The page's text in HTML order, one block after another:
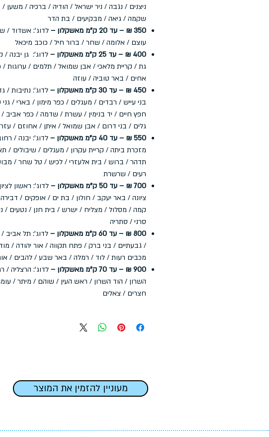
ניצנים / נגבה / ניר ישראל / הודיה / ברכיה / משען /
שקמה / גיאה / מבקיעים / בת הדר
350 ₪ – עד 20 ק"מ מאשקלון –
לדוג': אשדוד /
עוצם / אלומה / שחר / ברור חיל / כוכב מיכאל
400 ₪ – עד 25 ק"מ מאשקלון –
לדוג': גן יבנה /
גת / קריית מלאכי / אבן שמואל / תלמים / ערוגות /
אחים / באר טוביה / עוזה
450 ₪ – עד 30 ק"מ מאשקלון –
לדוג': נתיבות /
בני עייש / רבדים / מעגלים / כפר מימון / בארי /
חפץ חיים / יד בנימין / עשרת / שדמה / כפר אביב /
גלים / בני דרום / אבן שמואל / איתן / אחוזם /
550 ₪ – עד 40 ק"מ מאשקלון –
לדוג': יבנה /
מזכרת ביתה / קריית עקרון / מעגלים / שיבולים /
תדהר / ברוש / בית אלעזרי / לכיש / טל שחר /
רעים / שרשרת
700 ₪ – עד 50 ק"מ מאשקלון –
לדוג': ראשון
ציונה / באר יעקב / חולון / בת ים / אופקים /
קמה / מסלול / מצליח / ישרש / בית חנן / נטעים /
סרני / סתריה
800 ₪ – עד 60 ק"מ מאשקלון –
לדוג': תל אביב /
/ גבעתיים / בני ברק / פתח תקווה / אור יהודה /
מכבים רעות / לוד / רמלה / באר שבע / להבים /
900 ₪ – עד 70 ק"מ מאשקלון –
לדוג': הרצליה /
השרון / הוד השרון / ראש העין / שוהם / מיתר /
חצרים / צאלים
מעוניין להזמין את המוצר